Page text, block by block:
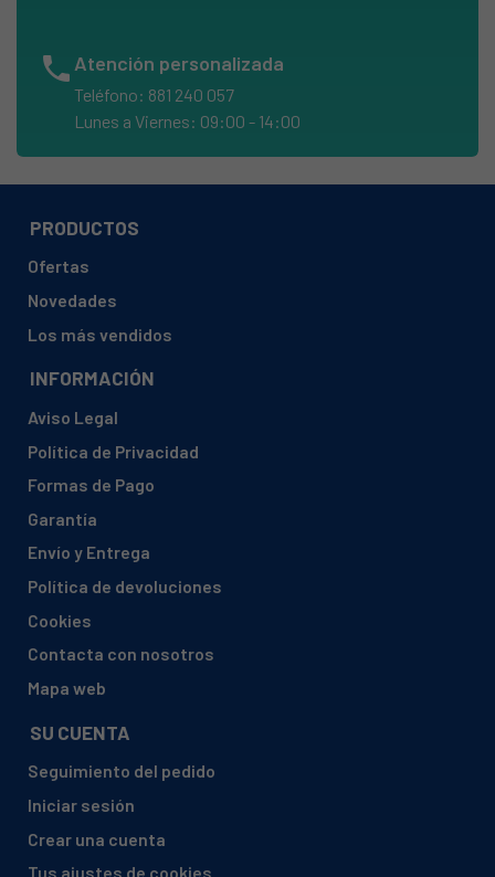
phone Atención personalizada
Teléfono: 881 240 057
Lunes a Viernes: 09:00 - 14:00
PRODUCTOS
Ofertas
Novedades
Los más vendidos
INFORMACIÓN
Aviso Legal
Política de Privacidad
Formas de Pago
Garantía
Envío y Entrega
Política de devoluciones
Cookies
Contacta con nosotros
Mapa web
SU CUENTA
Seguimiento del pedido
Iniciar sesión
Crear una cuenta
Tus ajustes de cookies